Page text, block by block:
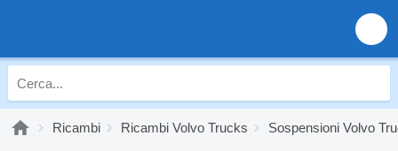
Ricambi Ricambi Volvo Trucks Sospensioni Volvo